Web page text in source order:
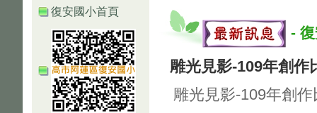
復安國小首頁
-
雕光見影-109年創作
雕光見影-109年創